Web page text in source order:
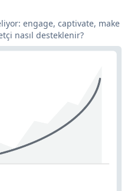
engage, captivate, make
nasıl desteklenir?